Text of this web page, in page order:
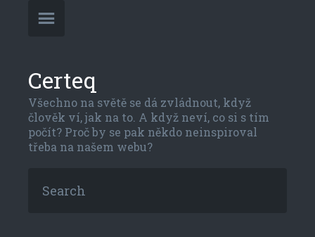
Certeq
Všechno na světě se dá zvládnout, když
člověk ví, jak na to. A když neví, co si s tím
počít? Proč by se pak někdo neinspiroval
třeba na našem webu?